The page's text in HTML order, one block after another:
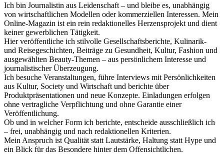
Ich bin Journalistin aus Leidenschaft – und bleibe es, unabhängig
von wirtschaftlichen Modellen oder kommerziellen Interessen. Mein
Online-Magazin ist ein rein redaktionelles Herzensprojekt und dient
keiner gewerblichen Tätigkeit.
Hier veröffentliche ich stilvolle Gesellschaftsberichte, Kulinarik-
und Reisegeschichten, Beiträge zu Gesundheit, Kultur, Fashion und
ausgewählten Beauty-Themen – aus persönlichem Interesse und
journalistischer Überzeugung.
Ich besuche Veranstaltungen, führe Interviews mit Persönlichkeiten
aus Kultur, Society und Wirtschaft und berichte über
Produktpräsentationen und neue Konzepte. Einladungen erfolgen
ohne vertragliche Verpflichtung und ohne Garantie einer
Veröffentlichung.
Ob und in welcher Form ich berichte, entscheide ausschließlich ich
– frei, unabhängig und nach redaktionellen Kriterien.
Mein Anspruch ist Qualität statt Lautstärke, Haltung statt Hype und
ein Blick für das Besondere hinter dem Offensichtlichen.